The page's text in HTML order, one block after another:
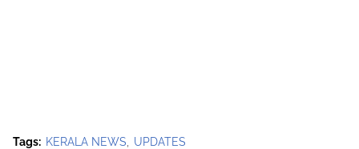
Tags: KERALA NEWS UPDATES